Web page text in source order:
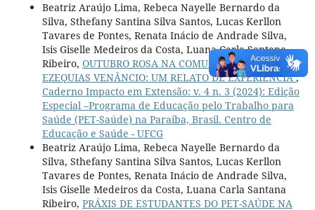
Beatriz Araújo Lima, Rebeca Nayelle Bernardo da
Silva, Sthefany Santina Silva Santos, Lucas Kerllon
Tavares de Pontes, Renata Inácio de Andrade Silva,
Isis Giselle Medeiros da Costa, Luana Carla Santana
Ribeiro, OUTUBRO ROSA NA COMUNIDADE DA UBSF
EZEQUIAS VENÂNCIO: UM RELATO DE EXPERIÊNCIA,
Caderno Impacto em Extensão: v. 4 n. 3 (2024): Edição
Especial –Programa de Educação pelo Trabalho para
Saúde (PET-Saúde) na Paraíba, Brasil. Centro de
Educação e Saúde - UFCG
Beatriz Araújo Lima, Rebeca Nayelle Bernardo da
Silva, Sthefany Santina Silva Santos, Lucas Kerllon
Tavares de Pontes, Renata Inácio de Andrade Silva,
Isis Giselle Medeiros da Costa, Luana Carla Santana
Ribeiro, PRÁXIS DE ESTUDANTES DO PET-SAÚDE NA